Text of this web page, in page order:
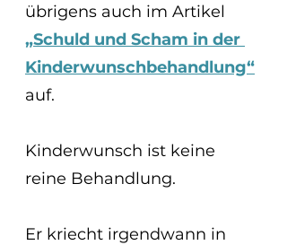
übrigens auch im Artikel
„Schuld und Scham in der
Kinderwunschbehandlung“
auf.
Kinderwunsch ist keine
reine Behandlung.
Er kriecht irgendwann in